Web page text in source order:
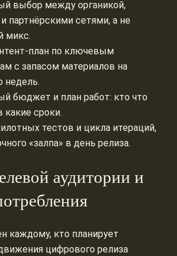
выбор между органикой,
партнёрскими сетями, а не
микс.
план по ключевым
с запасом материалов на
недель.
бюджет и план работ: кто что
какие сроки.
тестов и цикла итераций,
«залпа» в день релиза.
аудитории и
каждому, кто планирует
цифрового релиза